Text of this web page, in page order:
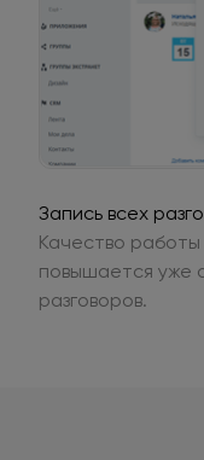
Запись всех
Качество
повышается уже
разговоров.